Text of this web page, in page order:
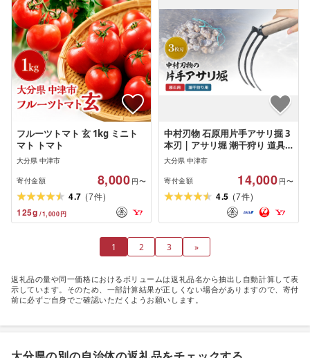
フルーツトマト 玄 1kg ミニト
マト トマト
大分県 中津市
寄付金額 8,000 円〜
4.7 (7件)
125g /1,000円
中村刃物 石原用片手アサリ掘 3
本刃 | アサリ堀 潮干狩り 道具
原石用 貝取り 貝堀 レジャー 熊
手 くまで レーキ 日本製 大分県
産 九州産 大分県 中津市
大分県 中津市
寄付金額 14,000 円〜
4.5 (7件)
1 2 3 »
返礼品の量や同一価格におけるボリュームは返礼品名から抽出し自動計算して表
示しています。そのため、一部計算結果が正しくない場合がありますので、寄付
前に必ずご自身でご確認いただくようお願いします。